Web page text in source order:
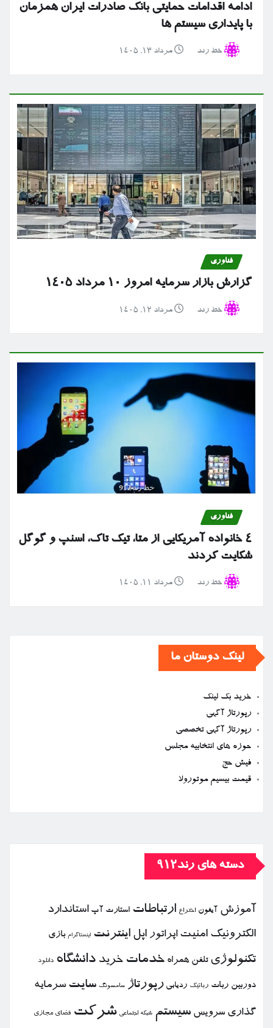
ادامه اقدامات حمایتی بانک صادرات ایران همزمان
با پایداری سیستم ها
خط رند مرداد ۱۳, ۱۴۰۵
فناوری
گزارش بازار سرمایه امروز ۱۰ مرداد ۱۴۰۵
خط رند مرداد ۱۲, ۱۴۰۵
فناوری
۴ خانواده آمریکایی از متا، تیک تاک، اسنپ و گوگل
شکایت کردند
خط رند مرداد ۱۱, ۱۴۰۵
لینک دوستان ما
خرید بک لینک
رپورتاژ آگهی
رپورتاژ آگهی تخصصی
حوزه های انتخابیه مجلس
فیش حج
قیمت بیسیم موتورولا
دسته های رند912
آموزش آیفون اختراع ارتباطات استارت آپ استاندارد
الكترونیك امنیت اپراتور اپل اینترنت اینستاگرام بازی
تكنولوژی تلفن همراه خدمات خرید دانشگاه دانلود
دوربین ربات رباتیك ردیابی رپورتاژ سامسونگ سایت سرمایه
گذاری سرویس سیستم شبكه اجتماعی شركت فضای مجازی